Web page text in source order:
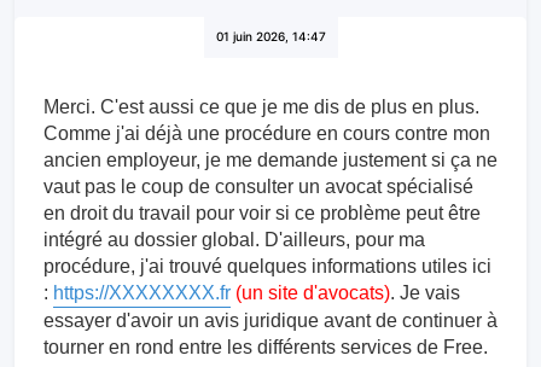
01 juin 2026, 14:47
Merci. C'est aussi ce que je me dis de plus en plus.
Comme j'ai déjà une procédure en cours contre mon
ancien employeur, je me demande justement si ça ne
vaut pas le coup de consulter un avocat spécialisé
en droit du travail pour voir si ce problème peut être
intégré au dossier global. D'ailleurs, pour ma
procédure, j'ai trouvé quelques informations utiles ici
: https://XXXXXXXX.fr (un site d'avocats). Je vais
essayer d'avoir un avis juridique avant de continuer à
tourner en rond entre les différents services de Free.